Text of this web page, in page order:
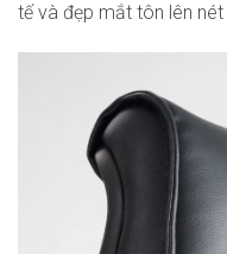
tế và đẹp mắt tôn lên